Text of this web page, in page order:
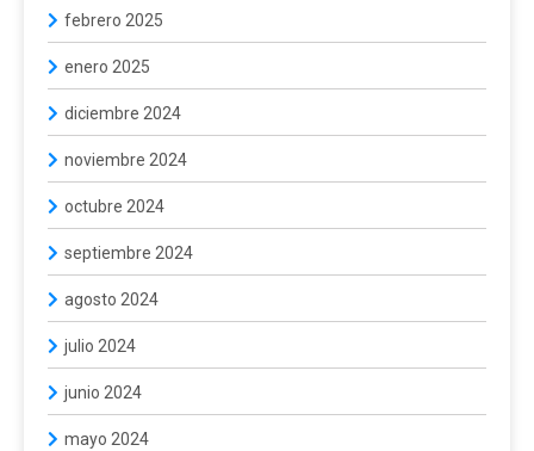
febrero 2025
enero 2025
diciembre 2024
noviembre 2024
octubre 2024
septiembre 2024
agosto 2024
julio 2024
junio 2024
mayo 2024